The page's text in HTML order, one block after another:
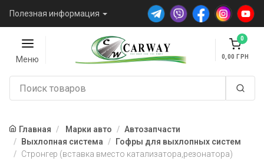
Полезная информация
Меню
0
0,00
Главная Марки авто
Автозапчасти
Выхлопная система
Гофры для выхлопных систем
Стронгер (вставка вместо катализатора,резонатора)